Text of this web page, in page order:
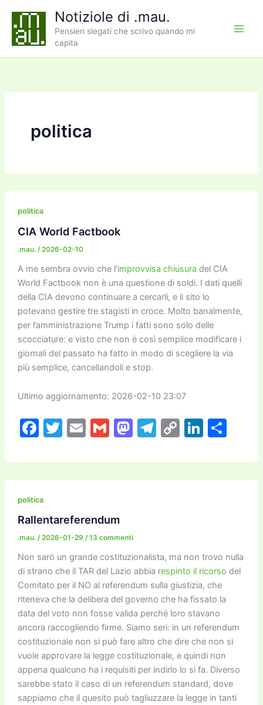
contenuto
Notiziole di .mau.
Pensieri slegati che scrivo quando mi
capita
politica
politica
CIA World Factbook
.mau. /2026-02-10
A me sembra ovvio che l’improvvisa chiusura del CIA
World Factbook non è una questione di soldi. I dati quelli
della CIA devono continuare a cercarli, e il sito lo
potevano gestire tre stagisti in croce. Molto banalmente,
per l’amministrazione Trump i fatti sono solo delle
scocciature: e visto che non è così semplice modificare i
giornali del passato ha fatto in modo di scegliere la via
più semplice, cancellandoli e stop.
Ultimo aggiornamento: 2026-02-10 23:07
F
c
e
b
o
o
k
T
itt
er
E
ai
l
G
ai
l
M
st
o
n
T
e
gr
C
p
y
Li
k
e
C
n
di
politica
Rallentareferendum
.mau. /2026-01-29 /13 commenti
Non sarò un grande costituzionalista, ma non trovo nulla
di strano che il TAR del Lazio abbia respinto il ricorso del
Comitato per il NO al referendum sulla giustizia, che
riteneva che la delibera del governo che ha fissato la
data del voto non fosse valida perché loro stavano
ancora raccogliendo firme. Siamo seri: in un referendum
costituzionale non si può fare altro che dire che non si
vuole approvare la legge costituzionale, e quindi non
appena qualcuno ha i requisiti per indirlo lo si fa. Diverso
sarebbe stato il caso di un referendum standard, dove
sappiamo che il quesito può tagliuzzare la legge in tanti